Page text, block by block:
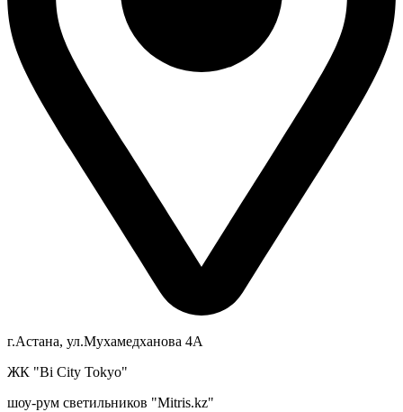
г.Астана, ул.Мухамедханова 4А
ЖК "Bi City Tokyo"
шоу-рум светильников "Mitris.kz"